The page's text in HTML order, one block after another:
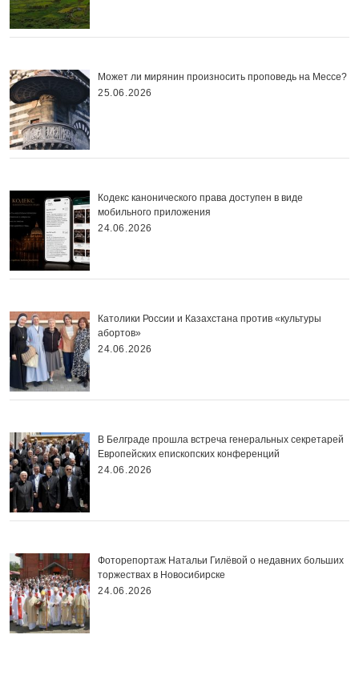
Может ли мирянин произносить проповедь на Мессе?
25.06.2026
Кодекс канонического права доступен в виде
мобильного приложения
24.06.2026
Католики России и Казахстана против «культуры
абортов»
24.06.2026
В Белграде прошла встреча генеральных секретарей
Европейских епископских конференций
24.06.2026
Фоторепортаж Натальи Гилёвой о недавних больших
торжествах в Новосибирске
24.06.2026